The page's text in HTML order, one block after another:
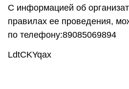
С информацией об
правилах ее проведения,
по телефону:89085069894
LdtCKYqax